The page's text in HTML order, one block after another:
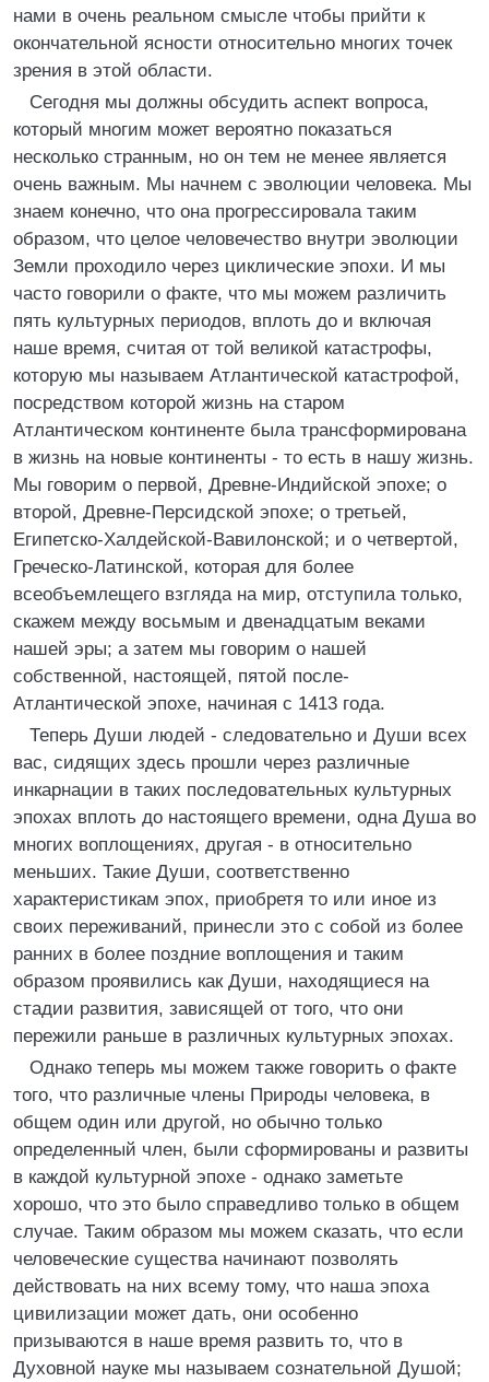
нами в очень реальном смысле чтобы прийти к
окончательной ясности относительно многих точек
зрения в этой области.
Сегодня мы должны обсудить аспект вопроса,
который многим может вероятно показаться
несколько странным, но он тем не менее является
очень важным. Мы начнем с эволюции человека. Мы
знаем конечно, что она прогрессировала таким
образом, что целое человечество внутри эволюции
Земли проходило через циклические эпохи. И мы
часто говорили о факте, что мы можем различить
пять культурных периодов, вплоть до и включая
наше время, считая от той великой катастрофы,
которую мы называем Атлантической катастрофой,
посредством которой жизнь на старом
Атлантическом континенте была трансформирована
в жизнь на новые континенты - то есть в нашу жизнь.
Мы говорим о первой, Древне-Индийской эпохе; о
второй, Древне-Персидской эпохе; о третьей,
Египетско-Халдейской-Вавилонской; и о четвертой,
Греческо-Латинской, которая для более
всеобъемлещего взгляда на мир, отступила только,
скажем между восьмым и двенадцатым веками
нашей эры; а затем мы говорим о нашей
собственной, настоящей, пятой после-
Атлантической эпохе, начиная с 1413 года.
Теперь Души людей - следовательно и Души всех
вас, сидящих здесь прошли через различные
инкарнации в таких последовательных культурных
эпохах вплоть до настоящего времени, одна Душа во
многих воплощениях, другая - в относительно
меньших. Такие Души, соответственно
характеристикам эпох, приобретя то или иное из
своих переживаний, принесли это с собой из более
ранних в более поздние воплощения и таким
образом проявились как Души, находящиеся на
стадии развития, зависящей от того, что они
пережили раньше в различных культурных эпохах.
Однако теперь мы можем также говорить о факте
того, что различные члены Природы человека, в
общем один или другой, но обычно только
определенный член, были сформированы и развиты
в каждой культурной эпохе - однако заметьте
хорошо, что это было справедливо только в общем
случае. Таким образом мы можем сказать, что если
человеческие существа начинают позволять
действовать на них всему тому, что наша эпоха
цивилизации может дать, они особенно
призываются в наше время развить то, что в
Духовной науке мы называем сознательной Душой;